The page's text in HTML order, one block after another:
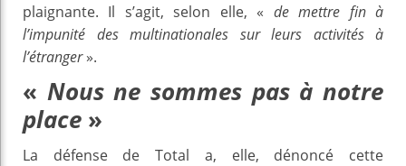
plaignante. Il s’agit, selon elle, « de mettre fin à
l’impunité des multinationales sur leurs activités à
l’étranger».
« Nous ne sommes pas à notre
place »
La défense de Total a, elle, dénoncé cette